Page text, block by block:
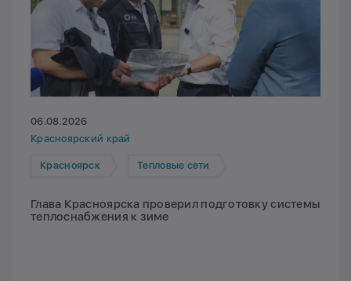
06.08.2026
Красноярский край
Красноярск Тепловые сети
Глава Красноярска проверил подготовку системы
теплоснабжения к зиме